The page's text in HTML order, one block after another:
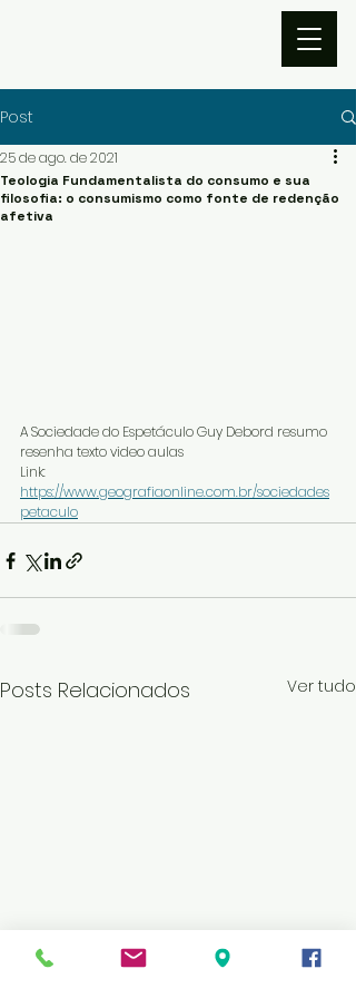
Post
Teologia Fundamentalista do consumo e sua
filosofia: o consumismo como fonte de redenção
afetiva
25 de ago. de 2021
A Sociedade do Espetáculo Guy Debord resumo
resenha texto video aulas
Link:
https://www.geografiaonline.com.br/sociedades
petaculo
Posts Relacionados Ver tudo